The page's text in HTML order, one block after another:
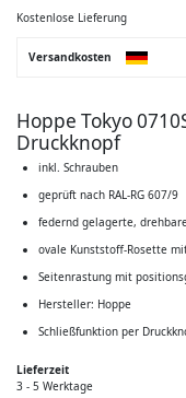
Kostenlose Lieferung
Versandkosten
Hoppe Tokyo
Druckknopf
inkl. Schrauben
geprüft nach RAL-RG 607/9
federnd gelagerte,
ovale Kunststoff-Rosette
Seitenrastung mit
Hersteller: Hoppe
Schließfunktion per
Lieferzeit
3 - 5 Werktage